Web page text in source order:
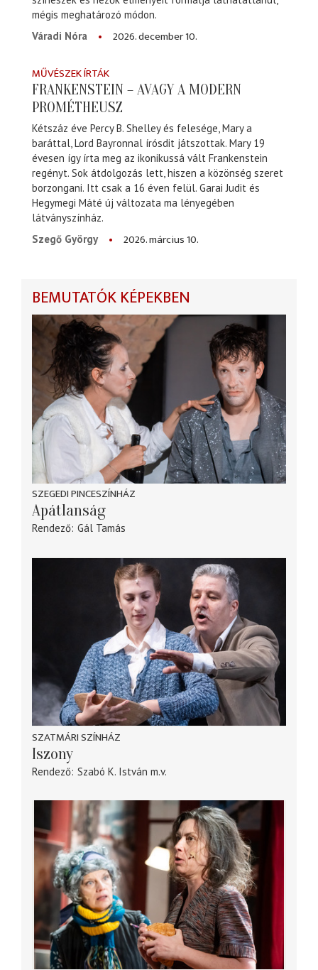
mégis meghatározó módon.
Váradi Nóra
2026. december 10.
MŰVÉSZEK ÍRTÁK
FRANKENSTEIN – AVAGY A MODERN
PROMÉTHEUSZ
Kétszáz éve Percy B. Shelley és felesége, Mary a
baráttal, Lord Bayronnal írósdit játszottak. Mary 19
évesen így írta meg az ikonikussá vált Frankenstein
regényt. Sok átdolgozás lett, hiszen a közönség szeret
borzongani. Itt csak a 16 éven felül. Garai Judit és
Hegymegi Máté új változata ma lényegében
látványszínház.
Szegő György
2026. március 10.
BEMUTATÓK KÉPEKBEN
SZEGEDI PINCESZÍNHÁZ
Apátlanság
Rendező Gál Tamás
SZATMÁRI SZÍNHÁZ
Iszony
Rendező Szabó K. István m.v.